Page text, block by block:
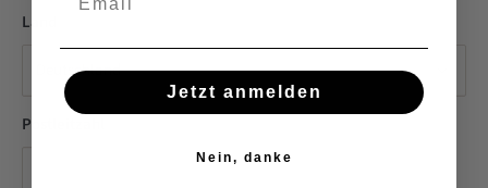
Land
Postleitzahl
Jetzt anmelden
Nein, danke